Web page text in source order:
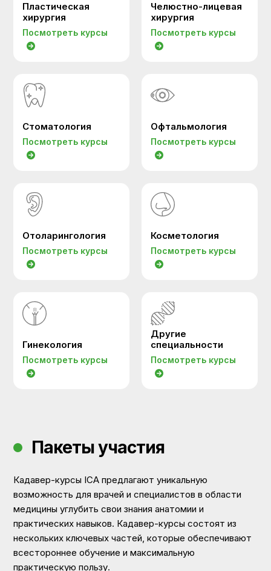
Пластическая
хирургия
Посмотреть курсы
Челюстно-лицевая
хирургия
Посмотреть курсы
Стоматология
Посмотреть курсы
Офтальмология
Посмотреть курсы
Отоларингология
Посмотреть курсы
Косметология
Посмотреть курсы
Гинекология
Посмотреть курсы
Другие
специальности
Посмотреть курсы
Пакеты участия
Кадавер-курсы ICA предлагают уникальную
возможность для врачей и специалистов в области
медицины углубить свои знания анатомии и
практических навыков. Кадавер-курсы состоят из
нескольких ключевых частей, которые обеспечивают
всестороннее обучение и максимальную
практическую пользу.